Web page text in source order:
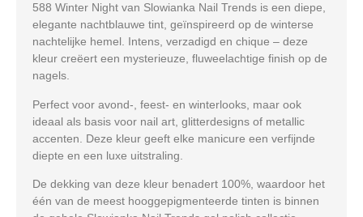
588 Winter Night van Slowianka Nail Trends is een diepe,
elegante nachtblauwe tint, geïnspireerd op de winterse
nachtelijke hemel. Intens, verzadigd en chique – deze
kleur creëert een mysterieuze, fluweelachtige finish op de
nagels.
Perfect voor avond-, feest- en winterlooks , maar ook
ideaal als basis voor nail art, glitterdesigns of metallic
accenten . Deze kleur geeft elke manicure een verfijnde
diepte en een luxe uitstraling.
De dekking van deze kleur benadert 100% , waardoor het
één van de meest hooggepigmenteerde tinten is binnen